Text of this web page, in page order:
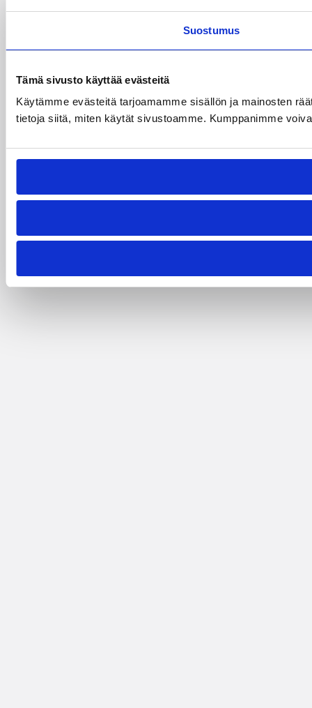
Suostumus
Tämä sivusto käyttää evästeitä
Käytämme evästeitä tarjoamamme sisällön ja mainosten
tietoja siitä, miten käytät sivustoamme. Kumppanimme